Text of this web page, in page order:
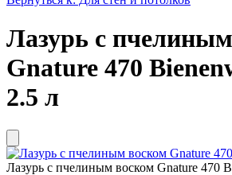
Лазурь с
Gnature 470
2.5 л
Лазурь с пчелиным воском Gnature 470